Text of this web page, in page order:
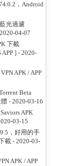
，Android
光過濾
04-07
下載
]- 2020-
APK / APP
Beta
- 2020-03-16
APK
03-15
，好用的手
載- 2020-03-
APK / APP